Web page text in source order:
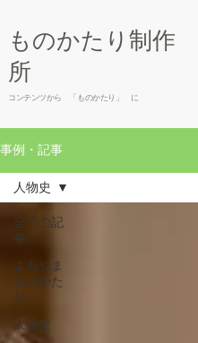
​ものかたり制作
所
コンテンツから 「ものかたり」 に
事例・記事
全ての記
事
よもやま
ものかた
り
人物史
人物史